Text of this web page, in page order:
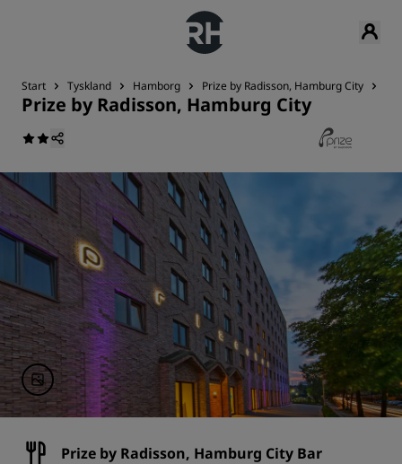
Start Tyskland Hamborg Prize by Radisson, Hamburg City
Prize by Radisson, Hamburg City
Prize by Radisson, Hamburg City Bar